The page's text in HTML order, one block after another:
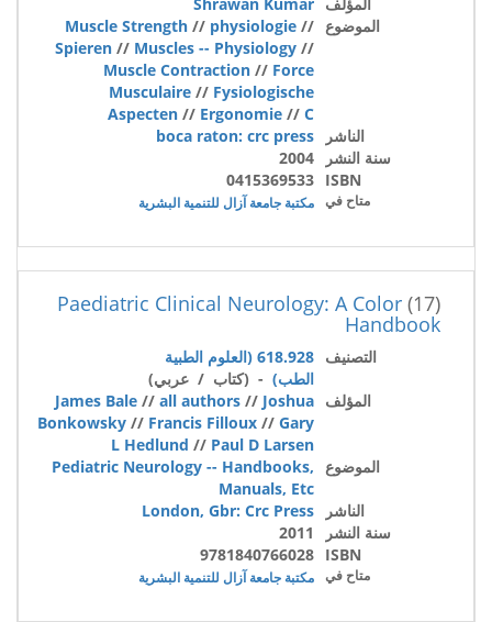
الموضوع
Muscle Strength // physiologie //
Spieren // Muscles -- Physiology //
Muscle Contraction // Force
Musculaire // Fysiologische
Aspecten // Ergonomie // C
الناشر
boca raton: crc press
سنة النشر
2004
ISBN
0415369533
متاح في مكتبة جامعة آزال للتنمية البشرية
(17)
Paediatric Clinical Neurology: A Color
Handbook
التصنيف
618.928 (العلوم الطبية
الطب) - (كتاب / عربي)
المؤلف
James Bale // all authors // Joshua
Bonkowsky // Francis Filloux // Gary
L Hedlund // Paul D Larsen
الموضوع Pediatric Neurology -- Handbooks,
Manuals, Etc
الناشر
London, Gbr: Crc Press
سنة النشر
2011
ISBN
9781840766028
متاح في مكتبة جامعة آزال للتنمية البشرية